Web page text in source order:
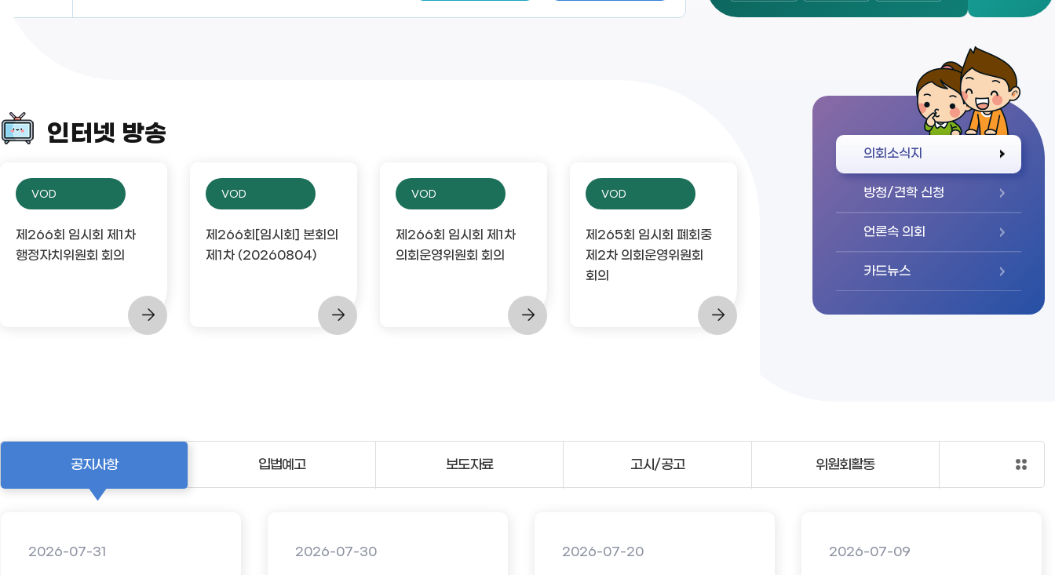
인터넷 방송
VOD
제266회 임시회 제1차
행정자치위원회 회의
VOD
제266회[임시회] 본회의
제1차 (20260804)
VOD
제266회 임시회 제1차
의회운영위원회 회의
VOD
제265회 임시회 폐회중
제2차 의회운영위원회
회의
의회소식지
방청/견학 신청
언론속 의회
카드뉴스
공지사항
2026-07-31 2026-07-30 2026-07-20 2026-07-09
입법예고 보도자료 고시/공고 위원회활동